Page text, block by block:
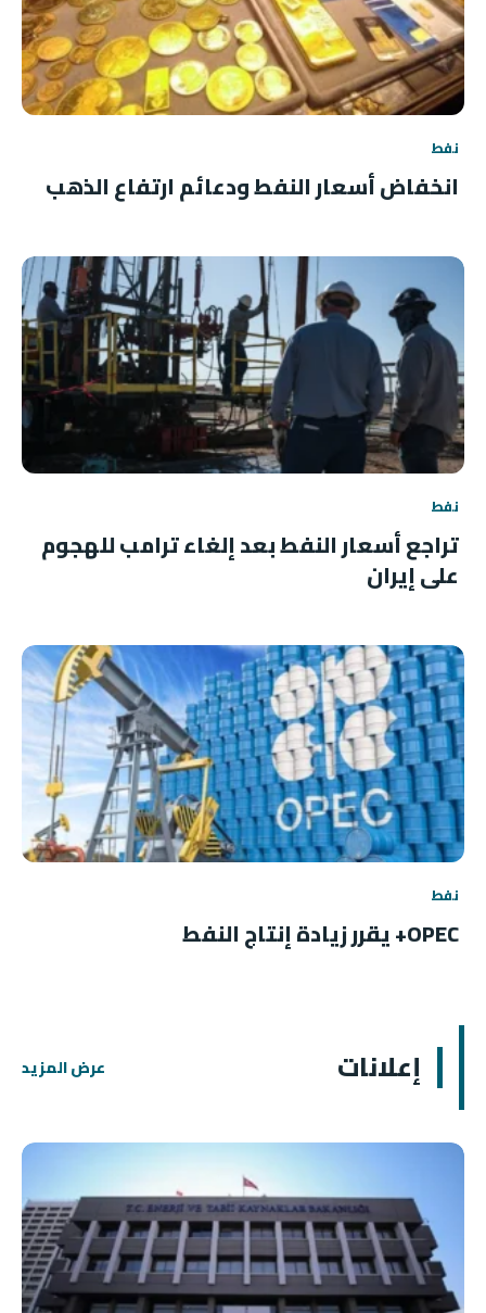
نفط
انخفاض أسعار النفط ودعائم ارتفاع الذهب
نفط
تراجع أسعار النفط بعد إلغاء ترامب للهجوم
على إيران
نفط
OPEC+ يقرر زيادة إنتاج النفط
إعلانات عرض المزيد